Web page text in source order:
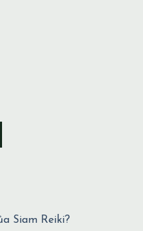
Siam Reiki?